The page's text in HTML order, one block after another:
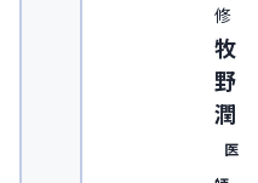
修
牧
野
潤
医